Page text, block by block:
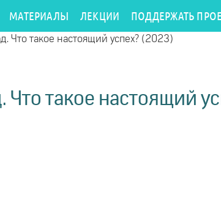
МАТЕРИАЛЫ ЛЕКЦИИ ПОДДЕРЖАТЬ
Что такое настоящий успех? (2023)
Что такое настоящий